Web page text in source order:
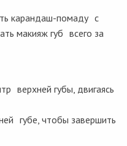
карандаш-помаду с
макияж губ всего за
верхней губы, двигаясь
губе, чтобы завершить